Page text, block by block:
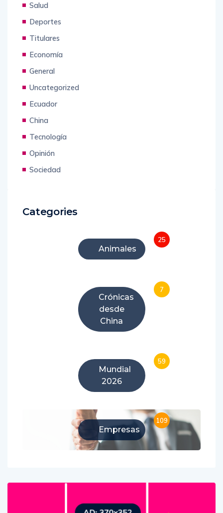
Salud
Deportes
Titulares
Economía
General
Uncategorized
Ecuador
China
Tecnología
Opinión
Sociedad
Categories
Animales
25
Crónicas
desde
China
7
Mundial
2026
59
Empresas
109